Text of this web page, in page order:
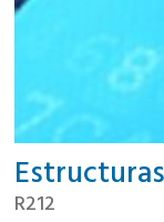
R212